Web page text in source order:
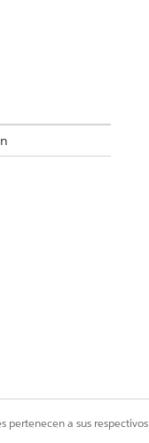
grupo de
pertenecen a sus respectivos